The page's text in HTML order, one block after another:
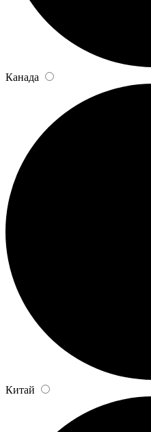
Канада
Китай